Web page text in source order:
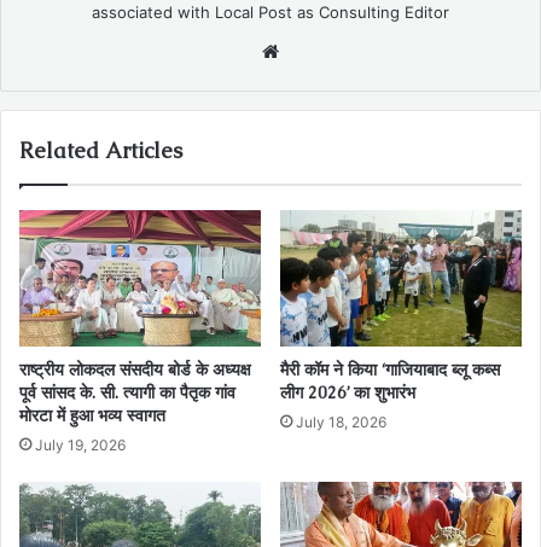
associated with Local Post as Consulting Editor
Related Articles
राष्ट्रीय लोकदल संसदीय बोर्ड के अध्यक्ष
पूर्व सांसद के. सी. त्यागी का पैतृक गांव
मोरटा में हुआ भव्य स्वागत
July 19, 2026
मैरी कॉम ने किया ‘गाजियाबाद ब्लू कब्स
लीग 2026’ का शुभारंभ
July 18, 2026